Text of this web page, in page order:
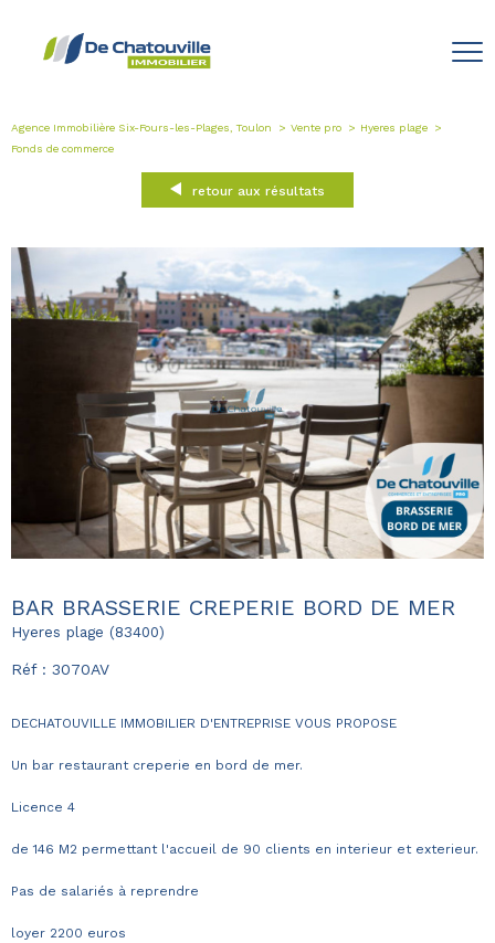
Agence Immobilière Six-Fours-les-Plages, Toulon Vente pro
Hyeres plage
Fonds de commerce
retour aux résultats
BAR BRASSERIE CREPERIE BORD DE MER
Hyeres plage (83400)
Réf : 3070AV
DECHATOUVILLE IMMOBILIER D'ENTREPRISE VOUS PROPOSE
Un bar restaurant creperie en bord de mer.
Licence 4
de 146 M2 permettant l'accueil de 90 clients en interieur et exterieur.
Pas de salariés à reprendre
loyer 2200 euros